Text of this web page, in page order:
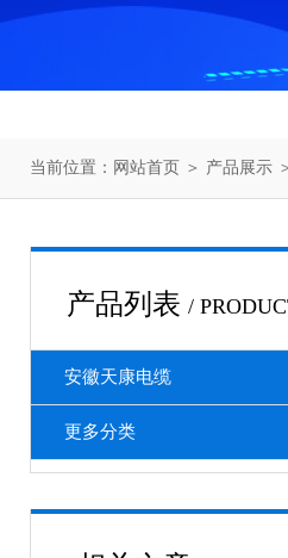
当前位置： 网站首页 ＞ 产品展示
产品列表 /
安徽天康电缆
更多分类